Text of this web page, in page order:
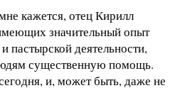
кажется, отец Кирилл
значительный опыт
пастырской деятельности,
существенную помощь.
и, может быть, даже не